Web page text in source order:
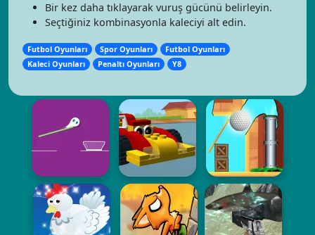
Bir kez daha tıklayarak vuruş gücünü belirleyin.
Seçtiğiniz kombinasyonla kaleciyi alt edin.
Futbol Oyunları Spor Oyunları
Futbol Oyunları
Kaleci Oyunları
Penaltı Oyunları Y8